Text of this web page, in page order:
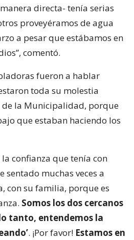
directa- tenía serias
proveyéramos de agua
a pesar que estábamos en
comentó.
fueron a hablar
toda su molestia
la Municipalidad, porque
que estaban haciendo los
la confianza que tenía con
sentado muchas veces a
con su familia, porque es
Somos los dos cercanos
tanto, entendemos la
. ¡Por favor! Estamos en